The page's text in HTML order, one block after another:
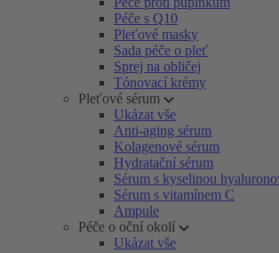
Péče s Q10
Pleťové masky
Sada péče o pleť
Sprej na obličej
Tónovací krémy
Pleťové sérum
Ukázat vše
Anti-aging sérum
Kolagenové sérum
Hydratační sérum
Sérum s kyselinou
Sérum s vitamínem C
Ampule
Péče o oční okolí
Ukázat vše